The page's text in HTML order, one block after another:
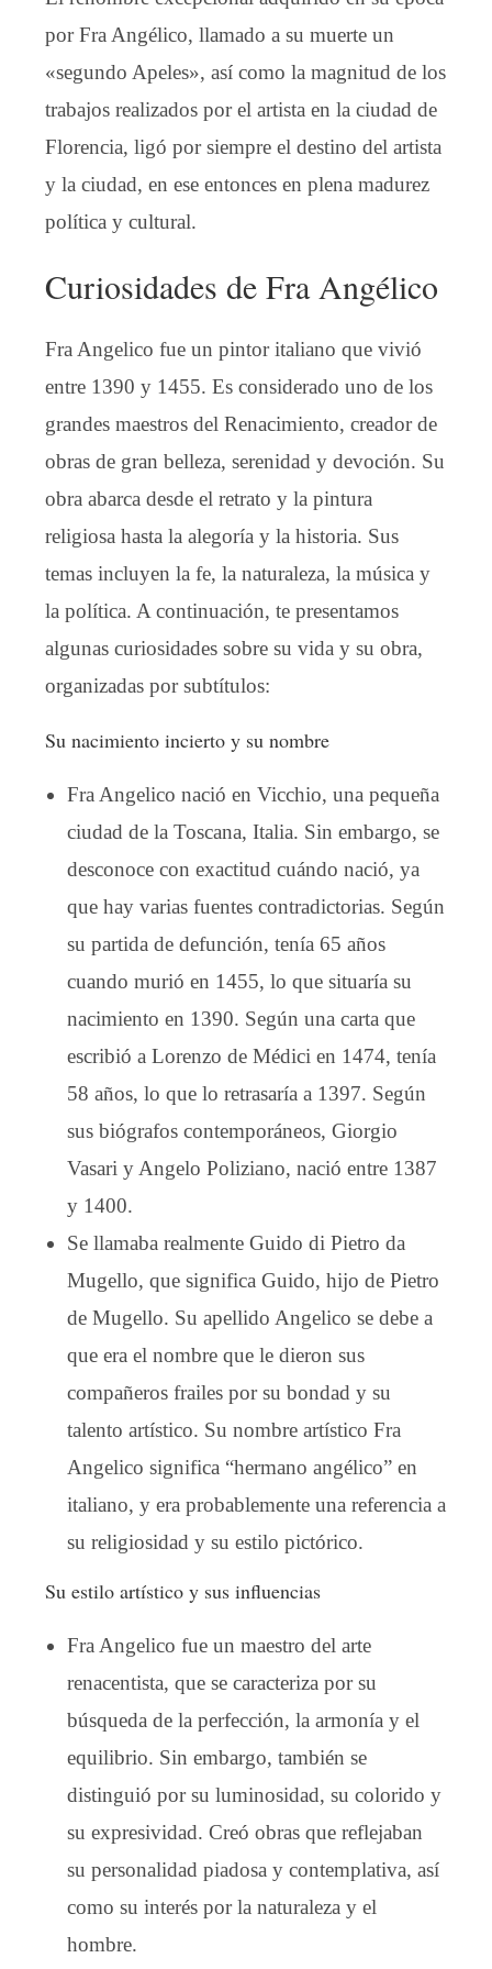
por Fra Angélico, llamado a su muerte un
«segundo Apeles», así como la magnitud de los
trabajos realizados por el artista en la ciudad de
Florencia, ligó por siempre el destino del artista
y la ciudad, en ese entonces en plena madurez
política y cultural.
Curiosidades de Fra Angélico
Fra Angelico fue un pintor italiano que vivió
entre 1390 y 1455. Es considerado uno de los
grandes maestros del Renacimiento, creador de
obras de gran belleza, serenidad y devoción. Su
obra abarca desde el retrato y la pintura
religiosa hasta la alegoría y la historia. Sus
temas incluyen la fe, la naturaleza, la música y
la política. A continuación, te presentamos
algunas curiosidades sobre su vida y su obra,
organizadas por subtítulos:
Su nacimiento incierto y su nombre
Fra Angelico nació en Vicchio, una pequeña
ciudad de la Toscana, Italia. Sin embargo, se
desconoce con exactitud cuándo nació, ya
que hay varias fuentes contradictorias. Según
su partida de defunción, tenía 65 años
cuando murió en 1455, lo que situaría su
nacimiento en 1390. Según una carta que
escribió a Lorenzo de Médici en 1474, tenía
58 años, lo que lo retrasaría a 1397. Según
sus biógrafos contemporáneos, Giorgio
Vasari y Angelo Poliziano, nació entre 1387
y 1400.
Se llamaba realmente Guido di Pietro da
Mugello, que significa Guido, hijo de Pietro
de Mugello. Su apellido Angelico se debe a
que era el nombre que le dieron sus
compañeros frailes por su bondad y su
talento artístico. Su nombre artístico Fra
Angelico significa “hermano angélico” en
italiano, y era probablemente una referencia a
su religiosidad y su estilo pictórico.
Su estilo artístico y sus influencias
Fra Angelico fue un maestro del arte
renacentista, que se caracteriza por su
búsqueda de la perfección, la armonía y el
equilibrio. Sin embargo, también se
distinguió por su luminosidad, su colorido y
su expresividad. Creó obras que reflejaban
su personalidad piadosa y contemplativa, así
como su interés por la naturaleza y el
hombre.